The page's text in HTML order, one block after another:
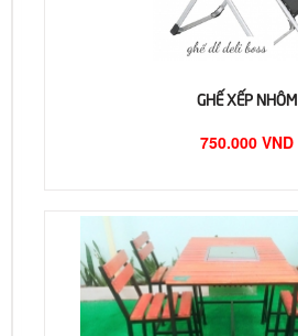
GHẾ XẾP NHÔM
750.000 VND